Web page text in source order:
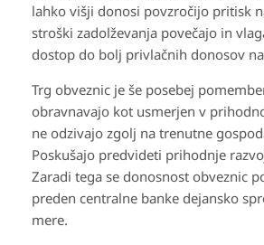
lahko višji donosi povzročijo pritisk
stroški zadolževanja povečajo in
dostop do bolj privlačnih donosov
Trg obveznic je še posebej
obravnavajo kot usmerjen v
ne odzivajo zgolj na trenutne
Poskušajo predvideti prihodnje
Zaradi tega se donosnost obveznic
preden centralne banke dejansko
mere.